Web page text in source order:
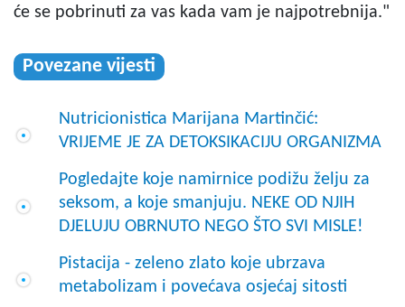
će se pobrinuti za vas kada vam je najpotrebnija."
Povezane vijesti
Nutricionistica Marijana Martinčić:
VRIJEME JE ZA DETOKSIKACIJU ORGANIZMA
Pogledajte koje namirnice podižu želju za
seksom, a koje smanjuju. NEKE OD NJIH
DJELUJU OBRNUTO NEGO ŠTO SVI MISLE!
Pistacija - zeleno zlato koje ubrzava
metabolizam i povećava osjećaj sitosti